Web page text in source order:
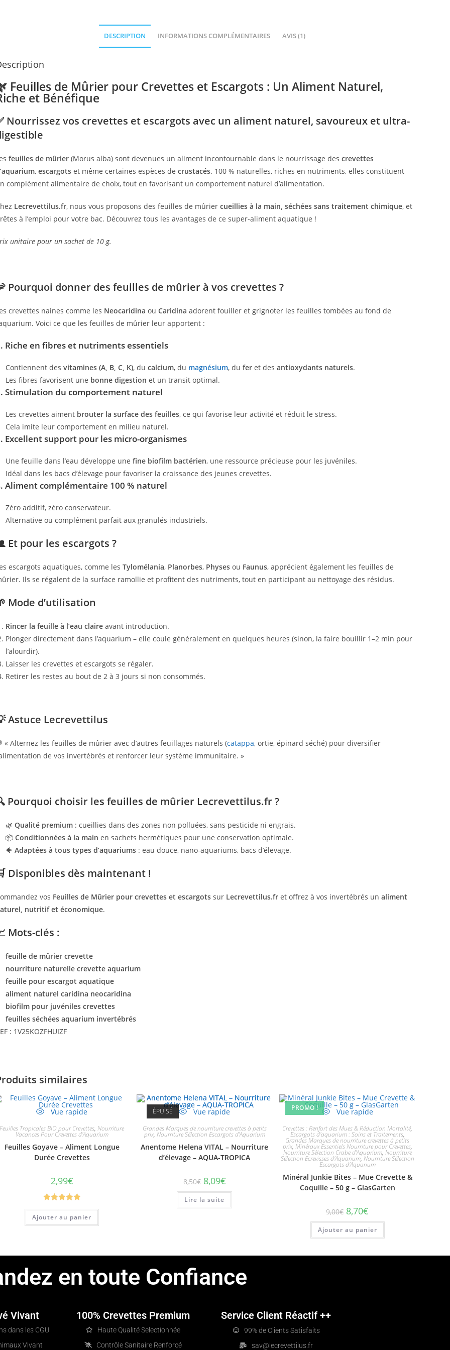
DESCRIPTION INFORMATIONS COMPLÉMENTAIRES AVIS (1)
Feuilles de Mûrier pour Crevettes et Escargots : Un Aliment Naturel,
et Bénéfique
Nourrissez vos crevettes et escargots avec un aliment naturel, savoureux et ultra-
feuilles de mûrier (Morus alba) sont devenues un aliment incontournable dans le nourrissage des crevettes
, escargots et même certaines espèces de crustacés. 100 % naturelles, riches en nutriments, elles constituent
complément alimentaire de choix, tout en favorisant un comportement naturel d’alimentation.
Lecrevettilus.fr, nous vous proposons des feuilles de mûrier cueillies à la main, séchées sans traitement chimique, et
à l’emploi pour votre bac. Découvrez tous les avantages de ce super-aliment aquatique !
unitaire pour un sachet de 10 g.
Pourquoi donner des feuilles de mûrier à vos crevettes ?
crevettes naines comme les Neocaridina ou Caridina adorent fouiller et grignoter les feuilles tombées au fond de
Voici ce que les feuilles de mûrier leur apportent :
Riche en fibres et nutriments essentiels
Contiennent des vitamines (A, B, C, K), du calcium, du magnésium, du fer et des antioxydants naturels.
Les fibres favorisent une bonne digestion et un transit optimal.
Stimulation du comportement naturel
Les crevettes aiment brouter la surface des feuilles, ce qui favorise leur activité et réduit le stress.
Cela imite leur comportement en milieu naturel.
Excellent support pour les micro-organismes
Une feuille dans l’eau développe une fine biofilm bactérien, une ressource précieuse pour les juvéniles.
Idéal dans les bacs d’élevage pour favoriser la croissance des jeunes crevettes.
Aliment complémentaire 100 % naturel
Zéro additif, zéro conservateur.
Alternative ou complément parfait aux granulés industriels.
Et pour les escargots ?
escargots aquatiques, comme les Tylomélania, Planorbes, Physes ou Faunus, apprécient également les feuilles de
Ils se régalent de la surface ramollie et profitent des nutriments, tout en participant au nettoyage des résidus.
Mode d’utilisation
Rincer la feuille à l’eau claire avant introduction.
Plonger directement dans l’aquarium – elle coule généralement en quelques heures (sinon, la faire bouillir 1–2 min pour
l’alourdir).
Laisser les crevettes et escargots se régaler.
Retirer les restes au bout de 2 à 3 jours si non consommés.
Astuce Lecrevettilus
« Alternez les feuilles de mûrier avec d’autres feuillages naturels (catappa, ortie, épinard séché) pour diversifier
de vos invertébrés et renforcer leur système immunitaire. »
Pourquoi choisir les feuilles de mûrier Lecrevettilus.fr ?
🌿 Qualité premium : cueillies dans des zones non polluées, sans pesticide ni engrais.
📦 Conditionnées à la main en sachets hermétiques pour une conservation optimale.
🐠 Adaptées à tous types d’aquariums : eau douce, nano-aquariums, bacs d’élevage.
Disponibles dès maintenant !
vos Feuilles de Mûrier pour crevettes et escargots sur Lecrevettilus.fr et offrez à vos invertébrés un aliment
nutritif et économique.
Mots-clés :
feuille de mûrier crevette
nourriture naturelle crevette aquarium
feuille pour escargot aquatique
aliment naturel caridina neocaridina
biofilm pour juvéniles crevettes
feuilles séchées aquarium invertébrés
: 1V25KOZFHUIZF
similaires
Vue rapide
Feuilles Tropicales BIO pour Crevettes,Nourriture
Vacances Pour Crevettes d'Aquarium
Feuilles Goyave – Aliment Longue
Durée Crevettes
2,99€
Note5.00
sur 5
Ajouter au panier
ÉPUISÉ Vue rapide
Grandes Marques de nourriture crevettes à petits
prix, Nourriture Sélection Escargots d'Aquarium
Anentome Helena VITAL – Nourriture
d’élevage – AQUA-TROPICA
8,50€ 8,09€
Lire la suite
PROMO ! Vue rapide
Crevettes : Renfort des Mues & Réduction Mortalité,
Escargots d'aquarium : Soins et Traitements,
Grandes Marques de nourriture crevettes à petits
prix, Minéraux Essentiels Nourriture pour Crevettes,
Nourriture Sélection Crabe d'Aquarium, Nourriture
Sélection Ecrevisses d'Aquarium,Nourriture Sélection
Escargots d'Aquarium
Minéral Junkie Bites – Mue Crevette &
Coquille – 50 g – GlasGarten
9,00€ 8,70€
Ajouter au panier
en toute Confiance
Vivant
dans les CGU
Vivant
100% Crevettes Premium
Haute Qualité Selectionnée
Contrôle Sanitaire Renforcé
Service Client Réactif ++
99% de Clients Satisfaits
sav@lecrevettilus.fr